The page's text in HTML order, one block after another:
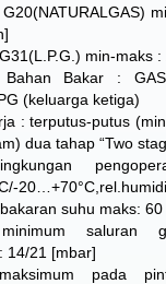
min-maks :
Bahan Bakar :
(keluarga ketiga)
: terputus-putus
dua tahap “Two
suhu maks: 60
saluran
14/21 [mbar]
pada